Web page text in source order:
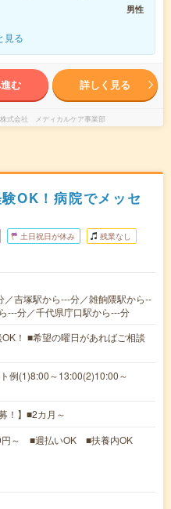
男性
見る
む 詳しく見る
式会社 メディカルケア事業部
OK！病院でメッセ
土日祝日が休み 残業なし
／吉塚駅から---分／雑餉隈駅から--
---分／千代県庁口駅から---分
！ ■希望の曜日があればご相談
例(1)8:00～13:00(2)10:00～
！】■2カ月～
円～ ■週払いOK ■扶養内OK